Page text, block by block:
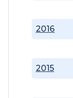
2015
2016